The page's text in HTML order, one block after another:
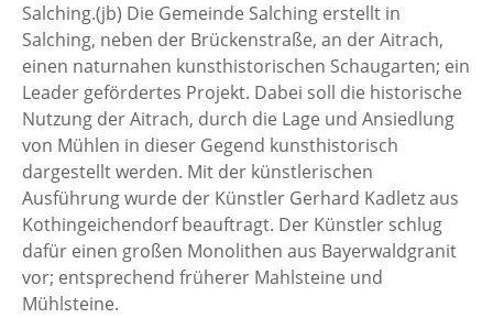
Salching.(jb) Die Gemeinde Salching erstellt in
Salching, neben der Brückenstraße, an der Aitrach,
einen naturnahen kunsthistorischen Schaugarten; ein
Leader gefördertes Projekt. Dabei soll die historische
Nutzung der Aitrach, durch die Lage und Ansiedlung
von Mühlen in dieser Gegend kunsthistorisch
dargestellt werden. Mit der künstlerischen
Ausführung wurde der Künstler Gerhard Kadletz aus
Kothingeichendorf beauftragt. Der Künstler schlug
dafür einen großen Monolithen aus Bayerwaldgranit
vor; entsprechend früherer Mahlsteine und
Mühlsteine.